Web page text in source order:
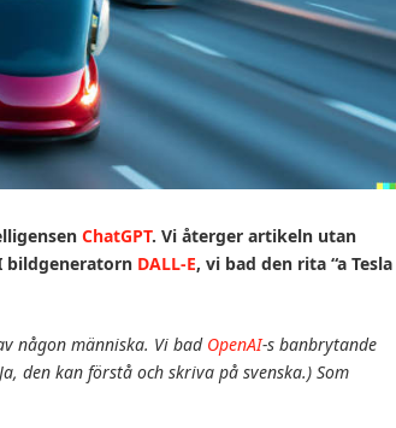
ChatGPT. Vi återger artikeln utan
bildgeneratorn DALL-E, vi bad den rita “a Tesla
någon människa. Vi bad OpenAI-s banbrytande
den kan förstå och skriva på svenska.) Som